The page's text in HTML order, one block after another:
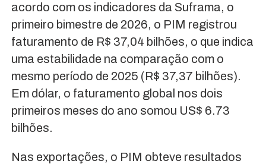
acordo com os indicadores da Suframa, o
primeiro bimestre de 2026, o PIM registrou
faturamento de R$ 37,04 bilhões, o que indica
uma estabilidade na comparação com o
mesmo período de 2025 (R$ 37,37 bilhões).
Em dólar, o faturamento global nos dois
primeiros meses do ano somou US$ 6.73
bilhões.
Nas exportações, o PIM obteve resultados